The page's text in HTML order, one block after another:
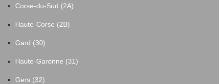
Corse-du-Sud (2A)
Haute-Corse (2B)
Gard (30)
Haute-Garonne (31)
Gers (32)